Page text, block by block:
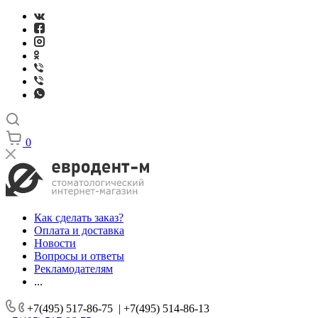
0
Как сделать заказ?
Оплата и доставка
Новости
Вопросы и ответы
Рекламодателям
...
+7(495) 517-86-75 | +7(495) 514-86-13